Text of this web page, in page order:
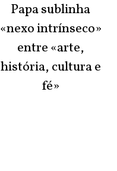
Papa sublinha
«nexo intrínseco»
entre «arte,
história, cultura e
fé»